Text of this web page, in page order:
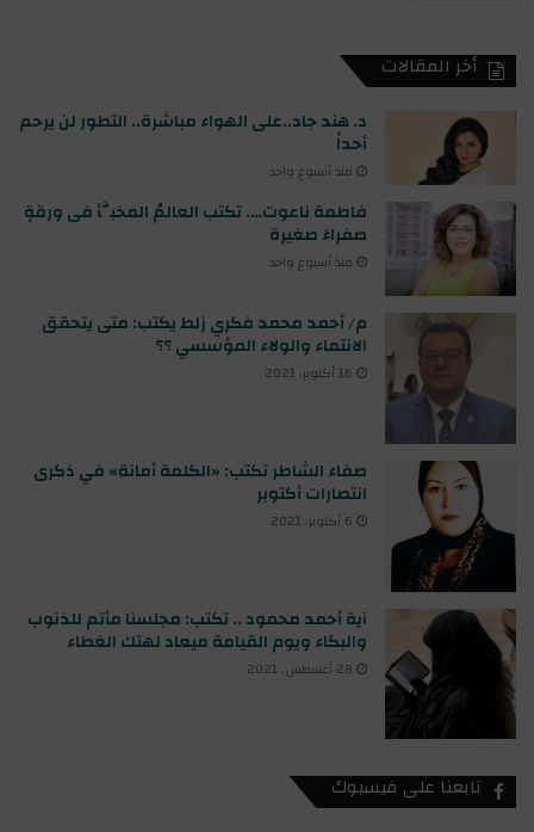
أخر المقالات
د. هند جاد..على الهواء مباشرة.. التطور لن يرحم
أحداً
منذ أسبوع واحد
فاطمة ناعوت…. تكتب العالمُ المخبَّأ فى ورقةٍ
صفراءَ صغيرة
منذ أسبوع واحد
م/ أحمد محمد فكري زلط يكتب: متى يتحقق
الانتماء والولاء المؤسسي ؟؟
16 أكتوبر، 2021
صفاء الشاطر تكتب: «الكلمة أمانة» في ذكرى
انتصارات أكتوبر
6 أكتوبر، 2021
آية أحمد محمود .. تكتب: مجلسنا مأتم للذنوب
والبكاء ويوم القيامة ميعاد لهتك الغطاء
28 أغسطس، 2021
تابعنا على فيسبوك